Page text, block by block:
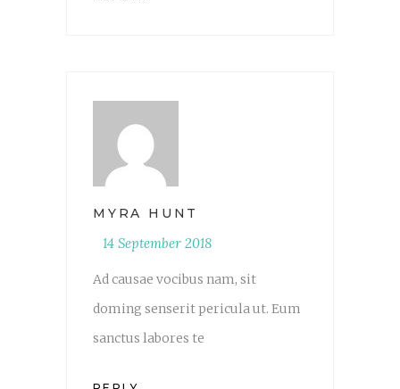
MYRA HUNT
14 September 2018
Ad causae vocibus nam, sit
doming senserit pericula ut. Eum
sanctus labores te